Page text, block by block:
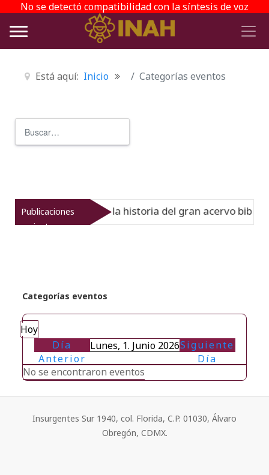
No se detectó compatibilidad con la síntesis de voz
Está aquí: Inicio Categorías eventos
Publicaciones
recientes
Virreinato muestra la historia del gran acervo
Categorías eventos
Hoy
Día
Anterior
Lunes, 1. Junio 2026Siguiente
Día
No se encontraron eventos
Insurgentes Sur 1940, col. Florida, C.P. 01030, Álvaro
Obregón, CDMX.